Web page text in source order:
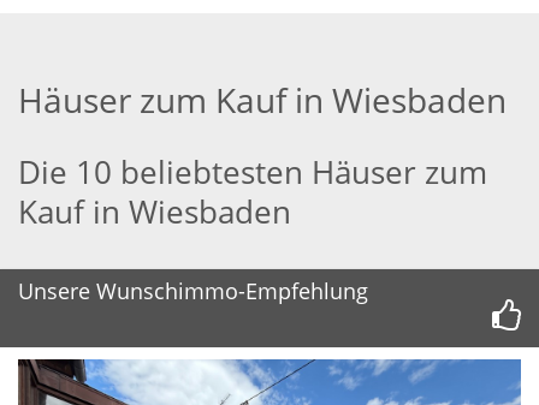
Häuser zum Kauf in Wiesbaden
Die 10 beliebtesten Häuser zum
Kauf in Wiesbaden
Unsere Wunschimmo-Empfehlung